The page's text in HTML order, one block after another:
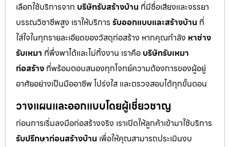
เลือกใช้บริการจาก บริษัทรับสร้างบ้าน ที่มีชื่อเสียงและจรรยา
บรรณวิชาชีพสูง เราให้บริการ รับออกแบบและสร้างบ้าน ที่
ใส่ใจในทุกรายละเอียดของวัสดุก่อสร้าง หากคุณกำลัง หาช่าง
รับเหมา ที่พึ่งพาได้และไม่ทิ้งงาน เราคือ บริษัทรับเหมา
ก่อสร้าง ที่พร้อมตอบสนองทุกโจทย์ความต้องการของผู้อยู่
อาศัยอย่างเป็นมืออาชีพ โปร่งใส และตรวจสอบได้ทุกขั้นตอน
วางแผนและออกแบบโดยผู้เชี่ยวชาญ
ก่อนการเริ่มลงมือก่อสร้างจริง เราเปิดให้ลูกค้าเข้ามาใช้บริการ
รับปรึกษาก่อนสร้างบ้าน เพื่อให้คุณสามารถประเมินงบ